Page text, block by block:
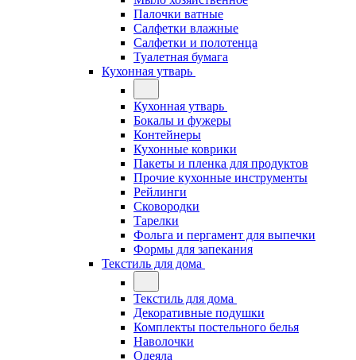
Палочки ватные
Салфетки влажные
Салфетки и полотенца
Туалетная бумага
Кухонная утварь
Кухонная утварь
Бокалы и фужеры
Контейнеры
Кухонные коврики
Пакеты и пленка для продуктов
Прочие кухонные инструменты
Рейлинги
Сковородки
Тарелки
Фольга и пергамент для выпечки
Формы для запекания
Текстиль для дома
Текстиль для дома
Декоративные подушки
Комплекты постельного белья
Наволочки
Одеяла